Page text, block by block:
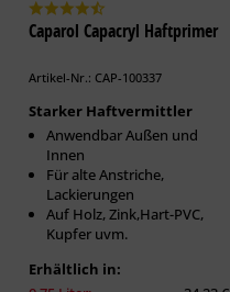
Caparol Capacryl Haftprimer
Artikel-Nr.: CAP-100337
Starker Haftvermittler
Anwendbar Außen und
Innen
Für alte Anstriche,
Lackierungen
Auf Holz, Zink,Hart-PVC,
Kupfer uvm.
Erhältlich in: